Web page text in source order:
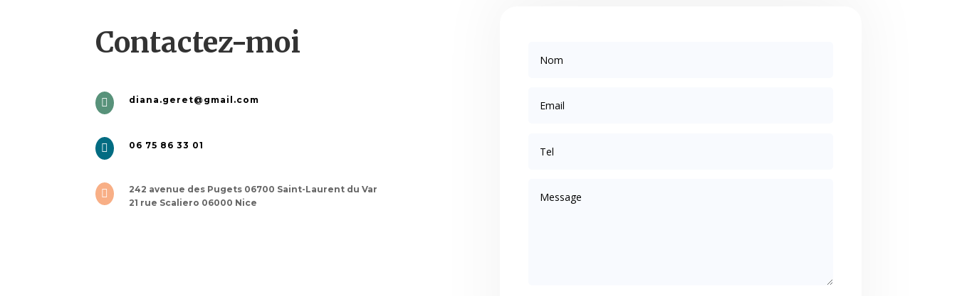
Contactez-moi
 diana.geret@gmail.com
 06 75 86 33 01

242 avenue des Pugets 06700 Saint-Laurent du Var
21 rue Scaliero 06000 Nice